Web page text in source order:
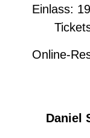
Einlass:
Online-
Daniel